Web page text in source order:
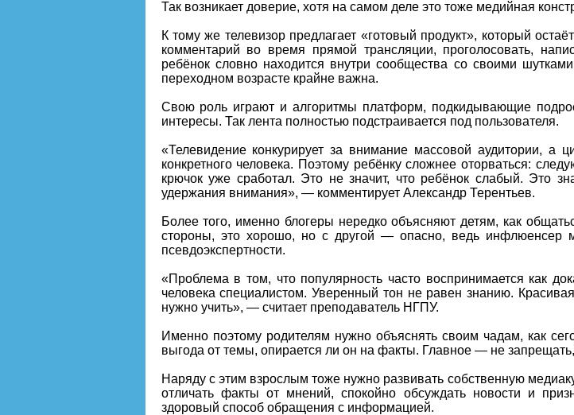
Так возникает доверие, хотя на самом деле это тоже медийная
К тому же телевизор предлагает «готовый продукт», который
комментарий во время прямой трансляции, проголосовать,
ребёнок словно находится внутри сообщества со своими
переходном возрасте крайне важна.
Свою роль играют и алгоритмы платформ, подкидывающие
интересы. Так лента полностью подстраивается под пользователя.
«Телевидение конкурирует за внимание массовой аудитории,
конкретного человека. Поэтому ребёнку сложнее оторваться:
крючок уже сработал. Это не значит, что ребёнок слабый. Это
удержания внимания», — комментирует Александр Терентьев.
Более того, именно блогеры нередко объясняют детям, как
стороны, это хорошо, но с другой — опасно, ведь инфлюенсер
псевдоэкспертности.
«Проблема в том, что популярность часто воспринимается как
человека специалистом. Уверенный тон не равен знанию.
нужно учить», — считает преподаватель НГПУ.
Именно поэтому родителям нужно объяснять своим чадам, как
выгода от темы, опирается ли он на факты. Главное — не
Наряду с этим взрослым тоже нужно развивать собственную
отличать факты от мнений, спокойно обсуждать новости и
здоровый способ обращения с информацией.